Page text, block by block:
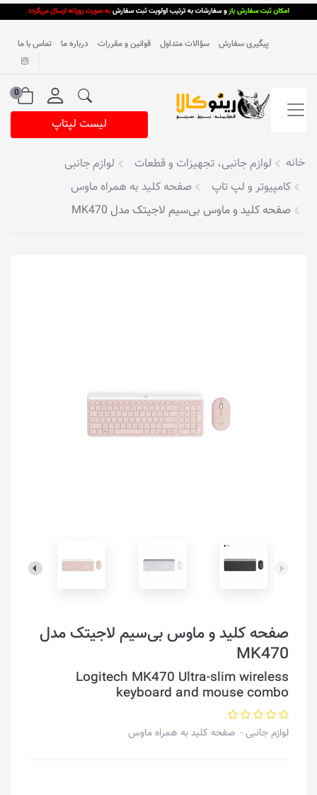
پیگیری سفارش سؤالات متداول قوانین و مقررات درباره ما تماس با ما
0
لیست لپتاپ
خانه لوازم جانبی، تجهیزات و قطعات
لوازم جانبی
کامپیوتر و لپ تاپ
صفحه کلید به همراه ماوس
صفحه کلید و ماوس بی‌سیم لاجیتک مدل MK470
صفحه کلید و ماوس بی‌سیم لاجیتک مدل
MK470
Logitech MK470 Ultra-slim wireless
keyboard and mouse combo
لوازم جانبی صفحه کلید به همراه ماوس